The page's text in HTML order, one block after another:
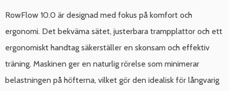
RowFlow 10.0 är designad med fokus på komfort och
ergonomi. Det bekväma sätet, justerbara trampplattor och ett
ergonomiskt handtag säkerställer en skonsam och effektiv
träning. Maskinen ger en naturlig rörelse som minimerar
belastningen på höfterna, vilket gör den idealisk för långvarig